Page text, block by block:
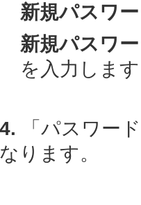
新規パスワ
新規パスワ
を入力しま
4. 「パスワー
なります。